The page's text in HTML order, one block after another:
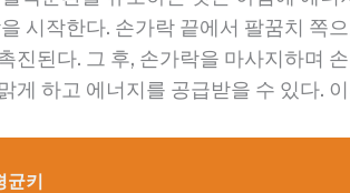
시작한다. 손가락 끝에서 팔꿈치 쪽
진된다. 그 후, 손가락을 마사지하며
게 하고 에너지를 공급받을 수 있다.
균키